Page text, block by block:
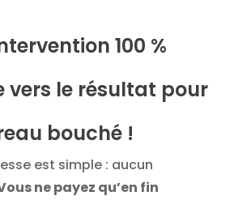
100 %
vers le résultat pour
bouché !
est simple : aucun
ne payez qu’en fin